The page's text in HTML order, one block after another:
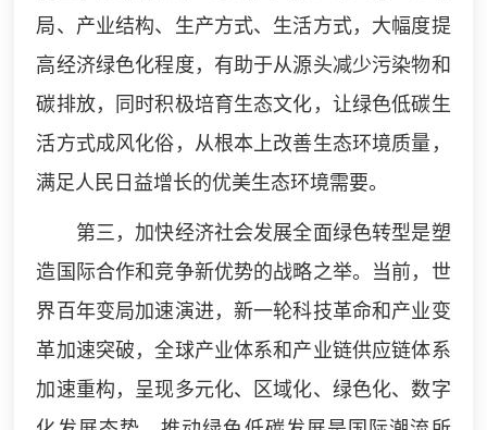
局、产业结构、生产方式、生活方式，大幅度提
高经济绿色化程度，有助于从源头减少污染物和
碳排放，同时积极培育生态文化，让绿色低碳生
活方式成风化俗，从根本上改善生态环境质量，
满足人民日益增长的优美生态环境需要。
第三，加快经济社会发展全面绿色转型是塑
造国际合作和竞争新优势的战略之举。当前，世
界百年变局加速演进，新一轮科技革命和产业变
革加速突破，全球产业体系和产业链供应链体系
加速重构，呈现多元化、区域化、绿色化、数字